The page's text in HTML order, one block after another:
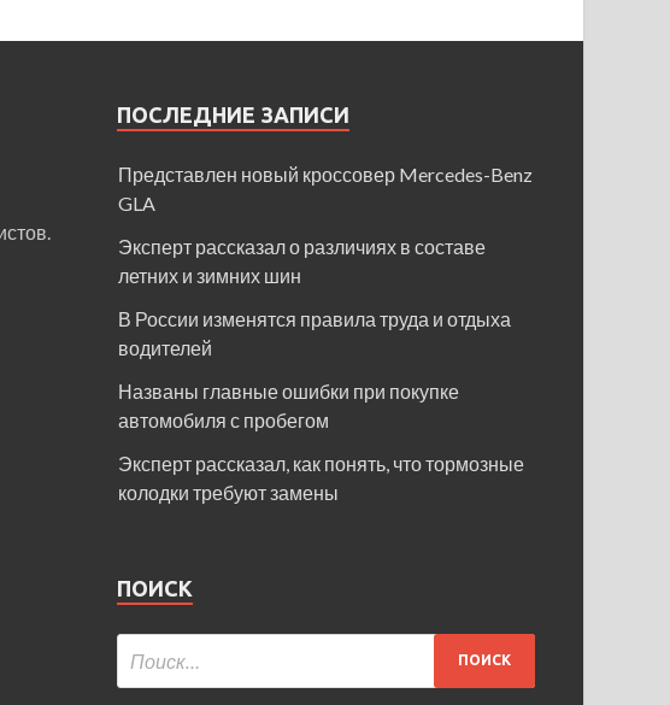
ПОСЛЕДНИЕ ЗАПИСИ
Представлен новый кроссовер Mercedes-Benz
GLA
Эксперт рассказал о различиях в составе
летних и зимних шин
В России изменятся правила труда и отдыха
водителей
Названы главные ошибки при покупке
автомобиля с пробегом
Эксперт рассказал, как понять, что тормозные
колодки требуют замены
ПОИСК